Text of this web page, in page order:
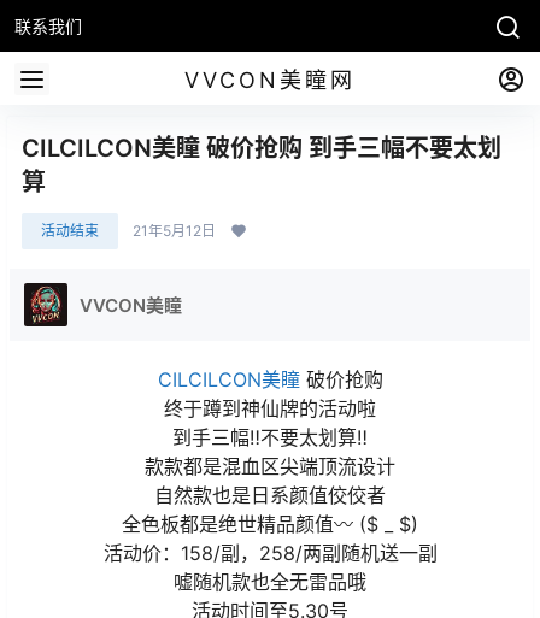
联系我们
VVCON美瞳网
CILCILCON美瞳 破价抢购 到手三幅不要太划
算
活动结束 21年5月12日
VVCON美瞳
CILCILCON美瞳破价抢购
终于蹲到神仙牌的活动啦
到手三幅‼️不要太划算‼️
款款都是混血区尖端顶流设计
自然款也是日系颜值佼佼者
全色板都是绝世精品颜值〰️ ($ _ $)
活动价：158/副，258/两副随机送一副
嘘随机款也全无雷品哦
活动时间至5.30号